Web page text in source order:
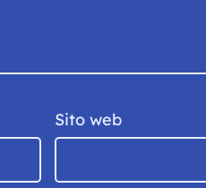
Sito web